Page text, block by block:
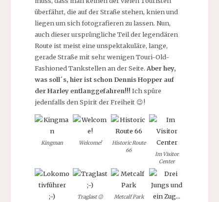
überfährt, die auf der Straße stehen, knien und
liegen um sich fotografieren zu lassen. Nun,
auch dieser ursprüngliche Teil der legendären
Route ist meist eine unspektakuläre, lange,
gerade Straße mit sehr wenigen Touri-Old-
Fashioned Tankstellen an der Seite. Aber hey,
was soll´s, hier ist schon Dennis Hopper auf
der Harley entlanggefahren!!! Ich spüre
jedenfalls den Spirit der Freiheit 😉!
Kingman Welcome!
Historic Route
66
Im Visitor
Center
Traglast 😉
Metcalf Park